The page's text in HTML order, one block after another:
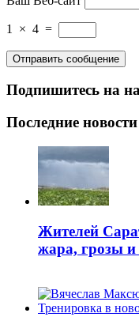
1 × 4 =
Подпишитесь на
Последние новости
Жителей
жара, грозы и